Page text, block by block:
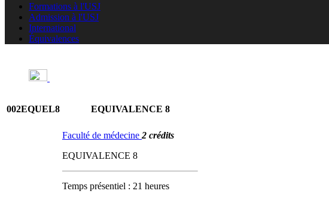
Formations à l'USJ
Admission à l'USJ
International
Équivalences
002EQUEL8 EQUIVALENCE 8
Faculté de médecine 2 crédits
EQUIVALENCE 8
Temps présentiel : 21 heures